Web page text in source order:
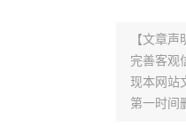
【文章
完善客观
现本网站
第一时间